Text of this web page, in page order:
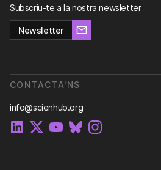
Subscriu-te a la nostra newsletter
Newsletter
CONTACTA'NS
info@scienhub.org